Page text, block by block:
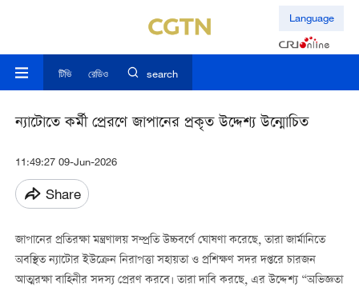
Language
টিভি রেডিও search
ন্যাটোতে কর্মী প্রেরণে জাপানের প্রকৃত উদ্দেশ্য উন্মোচিত
11:49:27 09-Jun-2026
Share
জাপানের প্রতিরক্ষা মন্ত্রণালয় সম্প্রতি উচ্চবর্ণে ঘোষণা করেছে, তারা জার্মানিতে
অবস্থিত ন্যাটোর ইউক্রেন নিরাপত্তা সহায়তা ও প্রশিক্ষণ সদর দপ্তরে চারজন
আত্মরক্ষা বাহিনীর সদস্য প্রেরণ করবে। তারা দাবি করছে, এর উদ্দেশ্য “অভিজ্ঞতা